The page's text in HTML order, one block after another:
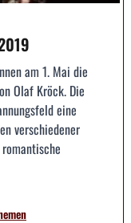
am 1. Mai die
Olaf Kröck. Die
eine
verschiedener